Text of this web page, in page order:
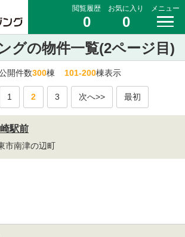
閲覧履歴
0
お気に入り
0
メニュー
グの物件一覧(2ページ目)
開件数300棟101-200棟表示
1 2 3 次へ>> 最初
駅前
市南津の辺町